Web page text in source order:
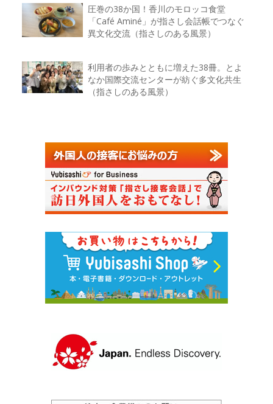
圧巻の38か国！香川のモロッコ食堂
「Café Aminé」が指さし会話帳でつなぐ
異文化交流（指さしのある風景）
利用者の歩みとともに増えた38冊。とよ
なか国際交流センターが紡ぐ多文化共生
（指さしのある風景）